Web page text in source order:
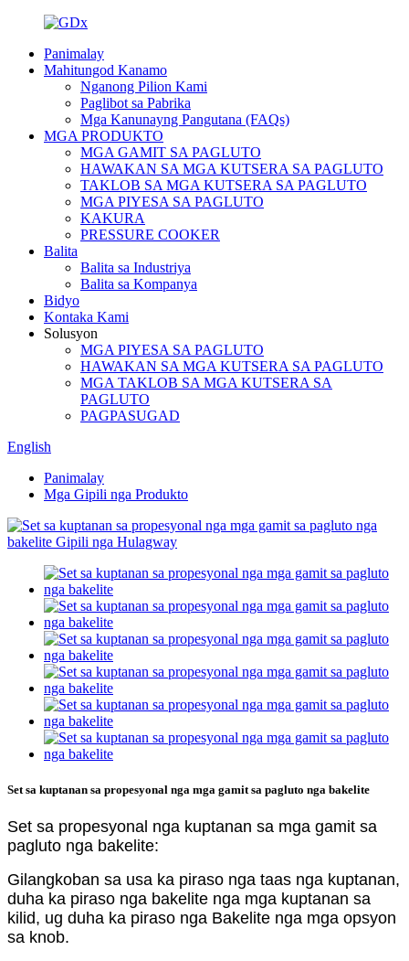
Panimalay
Mahitungod Kanamo
Nganong Pilion Kami
Paglibot sa Pabrika
Mga Kanunayng Pangutana (FAQs)
MGA PRODUKTO
MGA GAMIT SA PAGLUTO
HAWAKAN SA MGA KUTSERA SA PAGLUTO
TAKLOB SA MGA KUTSERA SA PAGLUTO
MGA PIYESA SA PAGLUTO
KAKURA
PRESSURE COOKER
Balita
Balita sa Industriya
Balita sa Kompanya
Bidyo
Kontaka Kami
Solusyon
MGA PIYESA SA PAGLUTO
HAWAKAN SA MGA KUTSERA SA PAGLUTO
MGA TAKLOB SA MGA KUTSERA SA
PAGLUTO
PAGPASUGAD
English
Panimalay
Mga Gipili nga Produkto
Set sa kuptanan sa propesyonal nga mga gamit sa pagluto nga bakelite
Set sa propesyonal nga kuptanan sa mga gamit sa
pagluto nga bakelite:
Gilangkoban sa usa ka piraso nga taas nga kuptanan,
duha ka piraso nga bakelite nga mga kuptanan sa
kilid, ug duha ka piraso nga Bakelite nga mga opsyon
sa knob.